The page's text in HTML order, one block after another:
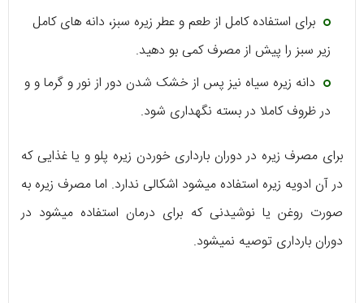
برای استفاده کامل از طعم و عطر زیره سبز، دانه های کامل
زیر سبز را پیش از مصرف کمی بو دهید.
دانه زیره سیاه نیز پس از خشک شدن دور از نور و گرما و و
در ظروف کاملا در بسته نگهداری شود.
برای مصرف زیره در دوران بارداری خوردن زیره پلو و یا غذایی که
در آن ادویه زیره استفاده میشود اشکالی ندارد. اما مصرف زیره به
صورت روغن یا نوشیدنی که برای درمان استفاده میشود در
دوران بارداری توصیه نمیشود.